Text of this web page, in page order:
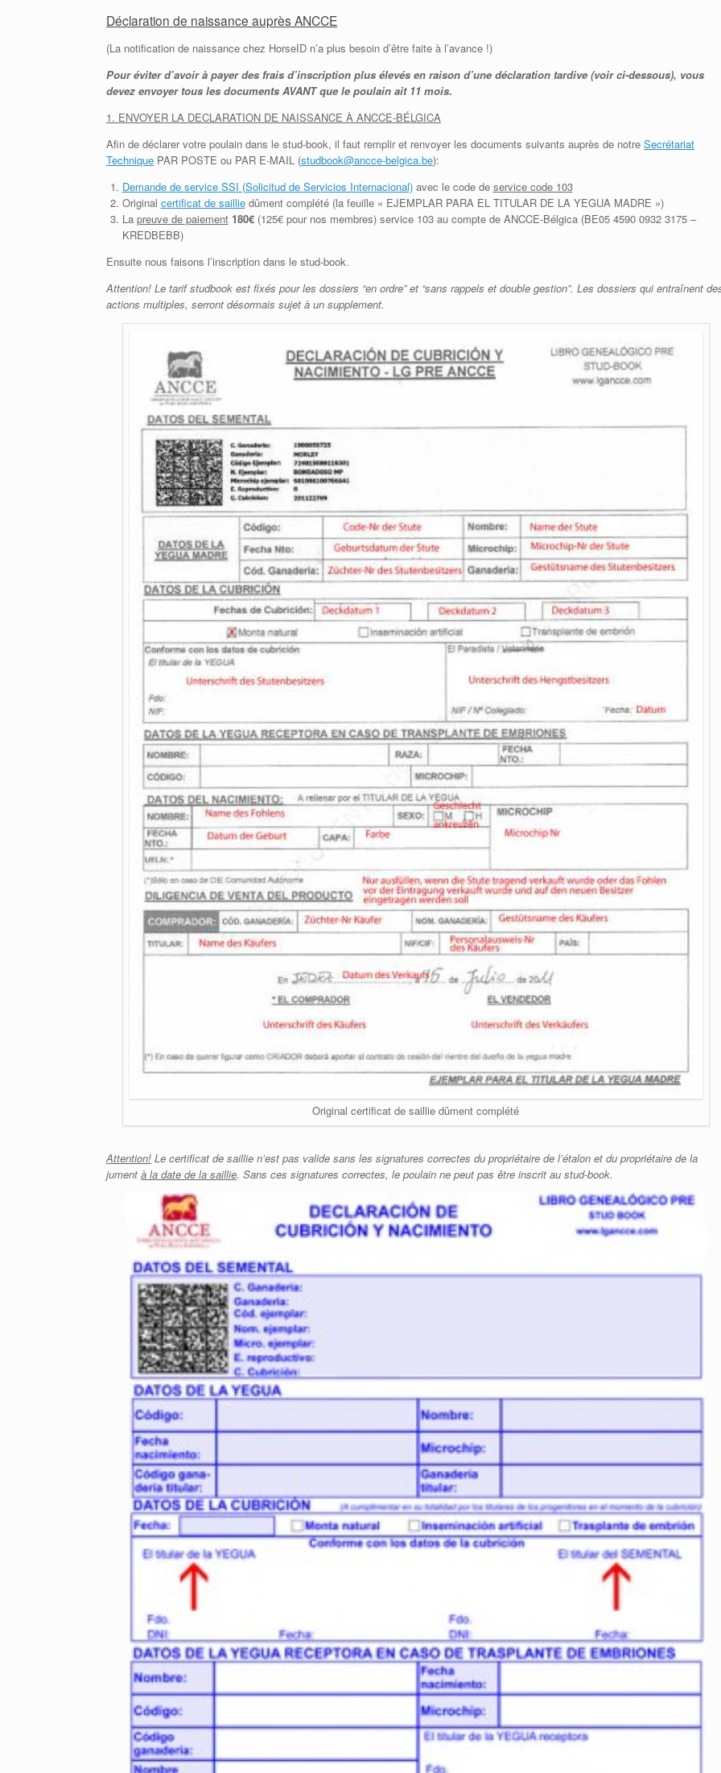
Déclaration de naissance auprès ANCCE
(La notification de naissance chez HorseID n’a plus besoin d’être faite à l’avance !)
Pour éviter d’avoir à payer des frais d’inscription plus élevés en raison d’une déclaration tardive (voir ci-dessous), vous
devez envoyer tous les documents AVANT que le poulain ait 11 mois.
1. ENVOYER LA DECLARATION DE NAISSANCE À ANCCE-BÉLGICA
Afin de déclarer votre poulain dans le stud-book, il faut remplir et renvoyer les documents suivants auprès de notre Secrétariat
Technique PAR POSTE ou PAR E-MAIL (studbook@ancce-belgica.be):
Demande de service SSI (Solicitud de Servicios Internacional)avec le code de service code 103
Original certificat de sailliedûment complété (la feuille « EJEMPLAR PARA EL TITULAR DE LA YEGUA MADRE »)
La preuve de paiement 180€(125€ pour nos membres) service 103 au compte de ANCCE-Bélgica (BE05 4590 0932 3175 –
KREDBEBB)
Ensuite nous faisons l’inscription dans le stud-book.
Attention! Le tarif studbook est fixés pour les dossiers “en ordre” et “sans rappels et double gestion”. Les dossiers qui entraînent
actions multiples, serront désormais sujet à un supplement.
Original certificat de saillie dûment complété
Attention! Le certificat de saillie n’est pas valide sans les signatures correctes du propriétaire de l’étalon et du propriétaire de la
jument à la date de la saillie. Sans ces signatures correctes, le poulain ne peut pas être inscrit au stud-book.